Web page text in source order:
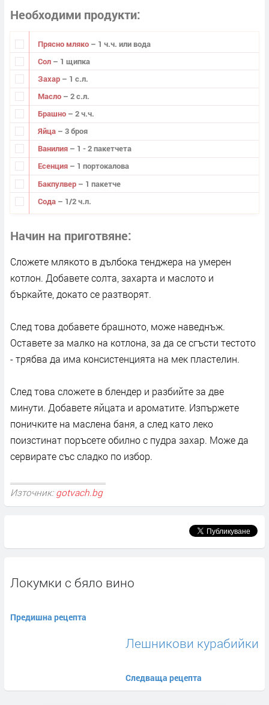
Необходими продукти
Прясно мляко – 1 ч.ч. или вода
Сол – 1 щипка
Захар – 1 с.л.
Масло – 2 с.л.
Брашно – 2 ч.ч.
Яйца – 3 броя
Ванилия – 1 - 2 пакетчета
Есенция – 1 портокалова
Бакпулвер – 1 пакетче
Сода – 1/2 ч.л.
Начин на приготвяне
Сложете млякото в дълбока тенджера на умерен
котлон. Добавете солта, захарта и маслото и
бъркайте, докато се разтворят.
След това добавете брашното, може наведнъж.
Оставете за малко на котлона, за да се сгъсти тестото
- трябва да има консистенцията на мек пластелин.
След това сложете в блендер и разбийте за две
минути. Добавете яйцата и ароматите. Изпържете
поничките на маслена баня, а след като леко
поизстинат поръсете обилно с пудра захар. Може да
сервирате със сладко по избор.
Източник: gotvach.bg
Локумки с бяло вино
Предишна рецепта
Лешникови курабийки
Следваща рецепта